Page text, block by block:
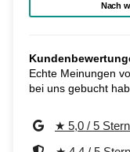
Nach
Echte Meinungen
bei uns gebucht
★ 5,0 / 5